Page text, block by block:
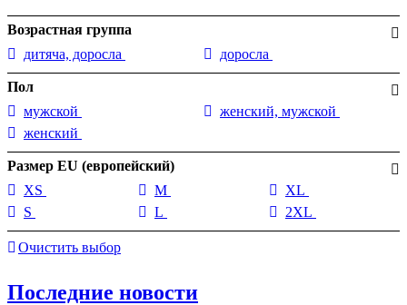
Возрастная группа
дитяча, доросла
доросла
Пол
мужской
женский
женский, мужской
Размер EU (европейский)
XS
S
M
L
XL
2XL
Очистить выбор
Последние новости